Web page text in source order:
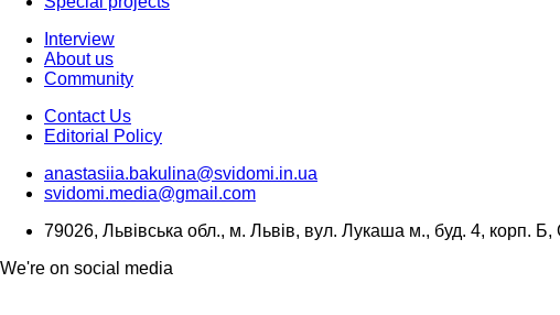
Interview
About us
Community
Contact Us
Editorial Policy
anastasiia.bakulina@svidomi.in.ua
svidomi.media@gmail.com
79026, Львівська обл., м. Львів, вул. Лукаша м., буд. 4, корп. Б,
We're on social media